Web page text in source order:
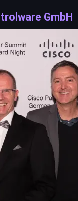
GmbH